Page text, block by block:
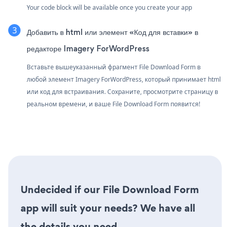
Your code block will be available once you create your app
Добавить в html или элемент «Код для вставки» в
редакторе Imagery ForWordPress
Вставьте вышеуказанный фрагмент File Download Form в
любой элемент Imagery ForWordPress, который принимает html
или код для встраивания. Сохраните, просмотрите страницу в
реальном времени, и ваше File Download Form появится!
Undecided if our File Download Form
app will suit your needs? We have all